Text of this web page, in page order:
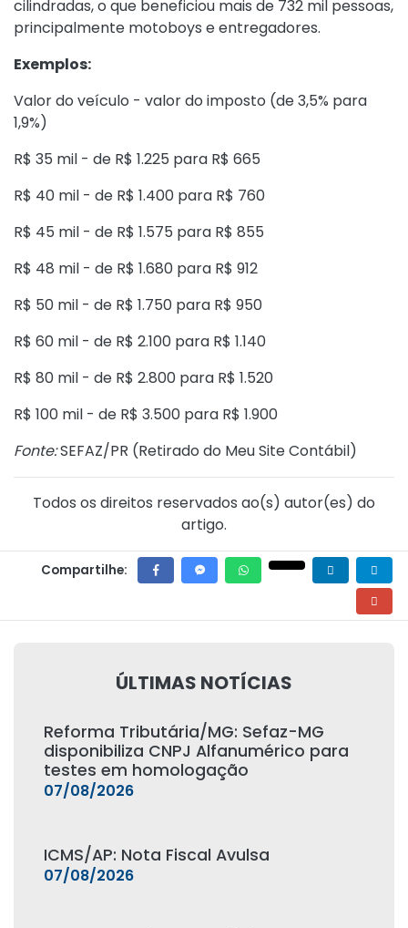
cilindradas, o que beneficiou mais de 732 mil pessoas,
principalmente motoboys e entregadores.
Exemplos:
Valor do veículo - valor do imposto (de 3,5% para
1,9%)
R$ 35 mil - de R$ 1.225 para R$ 665
R$ 40 mil - de R$ 1.400 para R$ 760
R$ 45 mil - de R$ 1.575 para R$ 855
R$ 48 mil - de R$ 1.680 para R$ 912
R$ 50 mil - de R$ 1.750 para R$ 950
R$ 60 mil - de R$ 2.100 para R$ 1.140
R$ 80 mil - de R$ 2.800 para R$ 1.520
R$ 100 mil - de R$ 3.500 para R$ 1.900
Fonte:SEFAZ/PR (Retirado do Meu Site Contábil)
Todos os direitos reservados ao(s) autor(es) do
artigo.
Compartilhe:
ÚLTIMAS NOTÍCIAS
Reforma Tributária/MG: Sefaz-MG
disponibiliza CNPJ Alfanumérico para
testes em homologação
07/08/2026
ICMS/AP: Nota Fiscal Avulsa
07/08/2026